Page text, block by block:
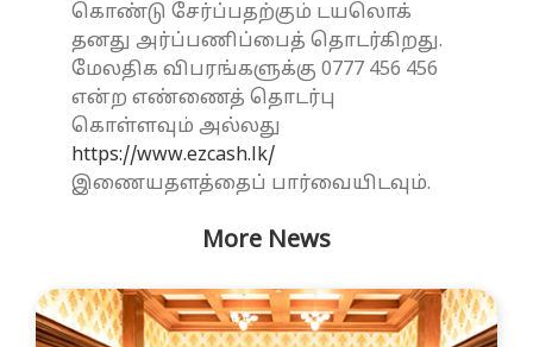
கொண்டு சேர்ப்பதற்கும் டயலொக்
தனது அர்ப்பணிப்பைத் தொடர்கிறது.
மேலதிக விபரங்களுக்கு 0777 456 456
என்ற எண்ணைத் தொடர்பு
கொள்ளவும் அல்லது
https://www.ezcash.lk/
இணையதளத்தைப் பார்வையிடவும்.
More News